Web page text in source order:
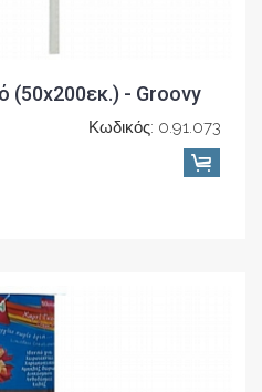
(50x200εκ.) - Groovy
Κωδικός: 0.91.073